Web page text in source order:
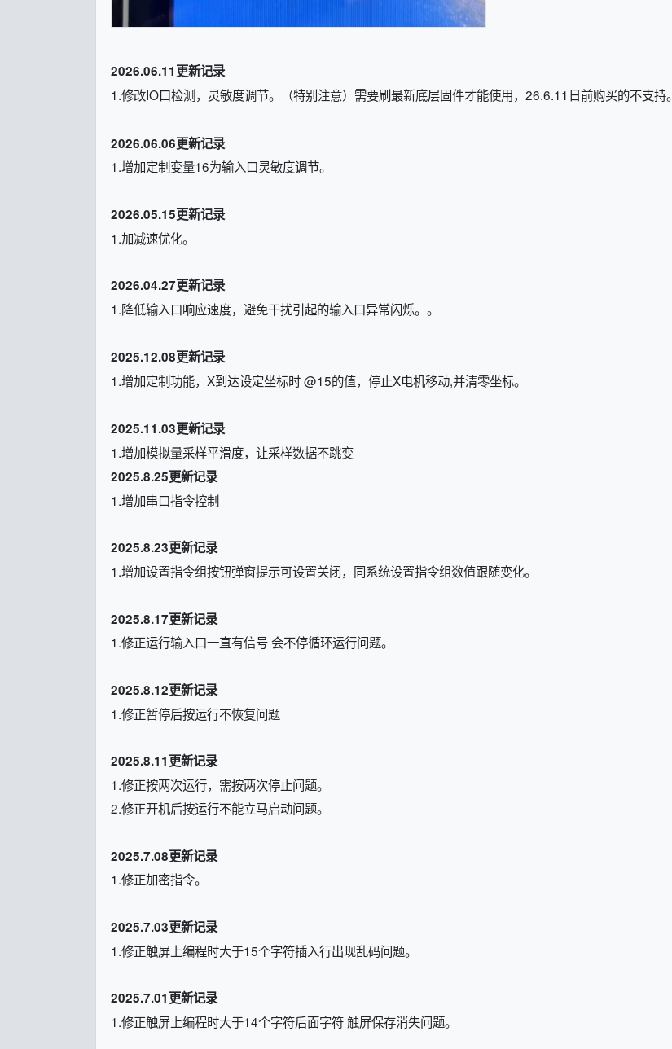
2026.06.11更新记录
1.修改IO口检测，灵敏度调节。（特别注意）需要刷最新底层固件才能使用，26.6.11日前购买的不支持。
2026.06.06更新记录
1.增加定制变量16为输入口灵敏度调节。
2026.05.15更新记录
1.加减速优化。
2026.04.27更新记录
1.降低输入口响应速度，避免干扰引起的输入口异常闪烁。 。
2025.12.08更新记录
1.增加定制功能，X到达设定坐标时 @15的值，停止X电机移动,并清零坐标。
2025.11.03更新记录
1.增加模拟量采样平滑度，让采样数据不跳变
2025.8.25更新记录
1.增加串口指令控制
2025.8.23更新记录
1.增加设置指令组按钮弹窗提示可设置关闭，同系统设置指令组数值跟随变化。
2025.8.17更新记录
1.修正运行输入口一直有信号 会不停循环运行问题。
2025.8.12更新记录
1.修正暂停后按运行不恢复问题
2025.8.11更新记录
1.修正按两次运行，需按两次停止问题。
2.修正开机后按运行不能立马启动问题。
2025.7.08更新记录
1.修正加密指令。
2025.7.03更新记录
1.修正触屏上编程时大于15个字符插入行出现乱码问题。
2025.7.01更新记录
1.修正触屏上编程时大于14个字符后面字符 触屏保存消失问题。